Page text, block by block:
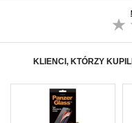
KLIENCI, KTÓRZY